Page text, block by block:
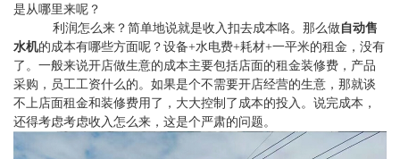
是从哪里来呢？
利润怎么来？简单地说就是收入扣去成本咯。那么做自动售
水机的成本有哪些方面呢？设备+水电费+耗材+一平米的租金，没有
了。一般来说开店做生意的成本主要包括店面的租金装修费，产品
采购，员工工资什么的。如果是个不需要开店经营的生意，那就谈
不上店面租金和装修费用了，大大控制了成本的投入。说完成本，
还得考虑考虑收入怎么来，这是个严肃的问题。